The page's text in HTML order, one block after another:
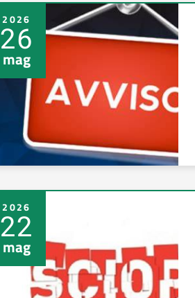
2026
26
mag
2026
22
mag